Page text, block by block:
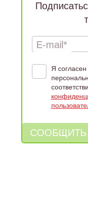
E-mail*
Я